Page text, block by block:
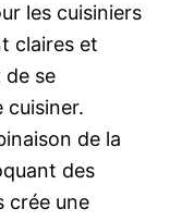
les cuisiniers
claires et
de se
cuisiner.
de la
des
crée une